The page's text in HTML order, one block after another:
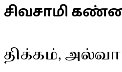
சிவசாமி
திக்கம்,